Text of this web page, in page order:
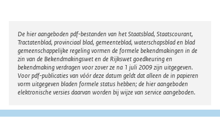
Disclaimer
De hier aangeboden pdf-bestanden van het Staatsblad, Staatscourant,
Tractatenblad, provinciaal blad, gemeenteblad, waterschapsblad en blad
gemeenschappelijke regeling vormen de formele bekendmakingen in de
zin van de Bekendmakingswet en de Rijkswet goedkeuring en
bekendmaking verdragen voor zover ze na 1 juli 2009 zijn uitgegeven.
Voor pdf-publicaties van vóór deze datum geldt dat alleen de in papieren
vorm uitgegeven bladen formele status hebben; de hier aangeboden
elektronische versies daarvan worden bij wijze van service aangeboden.